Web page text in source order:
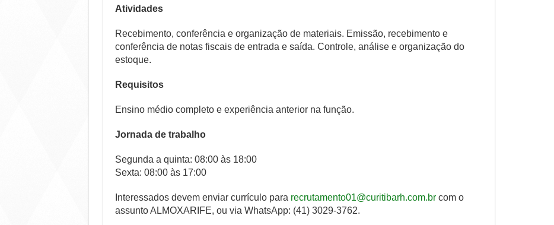
Atividades
Recebimento, conferência e organização de materiais. Emissão, recebimento e
conferência de notas fiscais de entrada e saída. Controle, análise e organização do
estoque.
Requisitos
Ensino médio completo e experiência anterior na função.
Jornada de trabalho
Segunda a quinta: 08:00 às 18:00
Sexta: 08:00 às 17:00
Interessados devem enviar currículo para recrutamento01@curitibarh.com.brcom o
assunto ALMOXARIFE, ou via WhatsApp: (41) 3029-3762.